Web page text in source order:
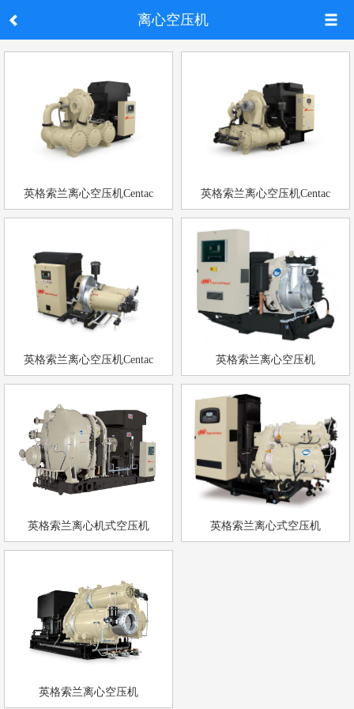
离心空压机
英格索兰离心空压机Centac 英格索兰离心空压机Centac
英格索兰离心空压机Centac 英格索兰离心空压机
英格索兰离心机式空压机 英格索兰离心式空压机
英格索兰离心空压机